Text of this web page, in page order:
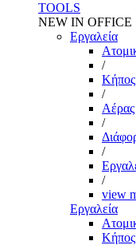
TOOLS
NEW IN OFFICE
Εργαλεία
/
Kήπος
/
Αέρας
/
/
/
view
Εργαλεία
Kήπος